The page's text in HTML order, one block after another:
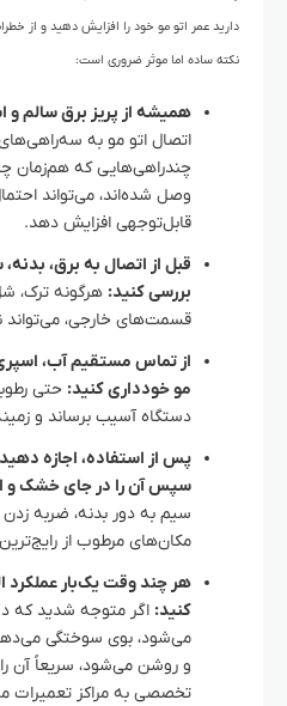
دارید عمر اتو مو خود را افزایش دهید و از
نکته ساده اما موثر ضروری است:
همیشه از پریز برق سالم و
اتصال اتو مو به سه‌راهی‌های
چندراهی‌هایی که هم‌زمان
وصل شده‌اند، می‌تواند
قابل‌توجهی افزایش دهد.
قبل از اتصال به برق،
بررسی کنید: هرگونه ترک،
قسمت‌های خارجی، می‌تواند
از تماس مستقیم آب،
مو خودداری کنید: حتی
دستگاه آسیب برساند و
پس از استفاده، اجازه
سپس آن را در جای خشک و
سیم به دور بدنه، ضربه زدن
مکان‌های مرطوب از
هر چند وقت یک‌بار عملکرد
کنید: اگر متوجه شدید که
می‌شود، بوی سوختگی
و روشن می‌شود، سریعاً آن
تخصصی به مراکز تعمیرات